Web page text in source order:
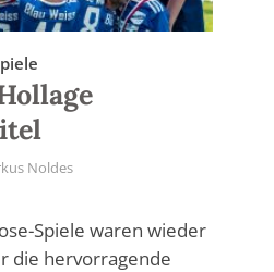
Noldes
Spiele waren wieder
die hervorragende